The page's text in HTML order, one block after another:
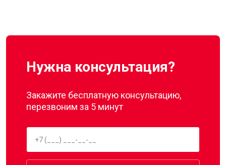
Нужна консультация?
Закажите бесплатную консультацию,
перезвоним за 5 минут